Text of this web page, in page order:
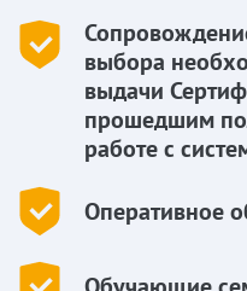
выбора
выдачи
прошедшим
работе с
Оперативное